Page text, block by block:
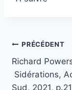
de
PRÉCÉDENT
Richard
Sidérations,
Sud, 2021,